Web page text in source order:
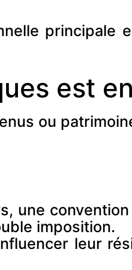
principale
est
ou
une
imposition.
leur